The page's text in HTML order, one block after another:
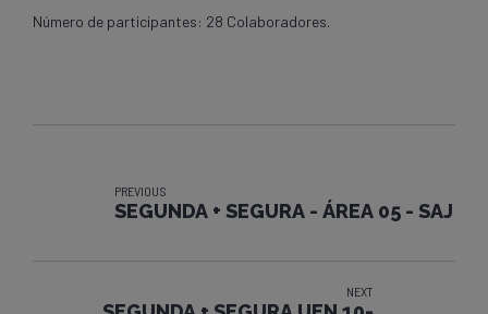
Número de participantes: 28 Colaboradores.
PREVIOUS
SEGUNDA + SEGURA - ÁREA 05 - SAJ
NEXT